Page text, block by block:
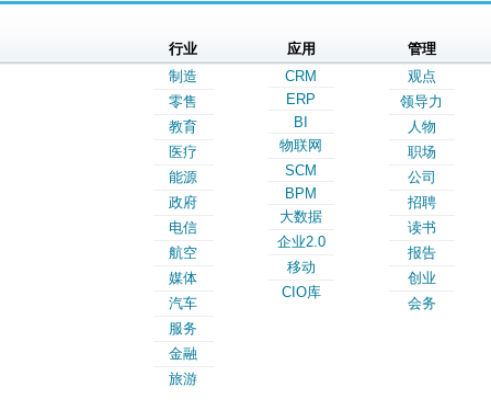
行业
制造
零售
教育
医疗
能源
政府
电信
航空
媒体
汽车
服务
金融
旅游
应用
CRM
ERP
BI
物联网
SCM
BPM
大数据
企业2.0
移动
CIO库
管理
观点
领导力
人物
职场
公司
招聘
读书
报告
创业
会务